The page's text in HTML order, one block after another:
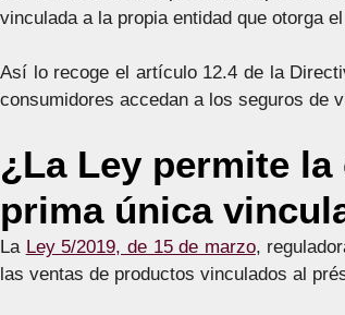
vinculada a la propia entidad que otorga
Así lo recoge el artículo 12.4 de la
consumidores accedan a los seguros de
¿La Ley permite
prima única
La Ley 5/2019, de 15 de marzo,
las ventas de productos vinculados al